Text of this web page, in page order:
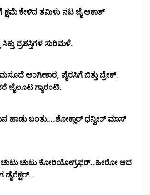
ಕೇಳಿದ ತಮಿಳು ನಟ ಜೈ ಆಕಾಶ್
ಪ್ರಶಸ್ತಿಗಳ ಸುರಿಮಳೆ.
ಅಂಗೀಕಾರ, ಪೈರಸಿಗೆ ಬಿತ್ತು ಬ್ರೇಕ್,
ಗ್ಯಾರಂಟಿ.
ಹಾಡು ಬಂತು….ಶೋಕ್ದಾರ್ ಧನ್ವೀರ್ ಮಾಸ್
ಚುಟು ಚುಟು ಕೋರಿಯೋಗ್ರಫರ್..ಹೀರೋ ಆದ